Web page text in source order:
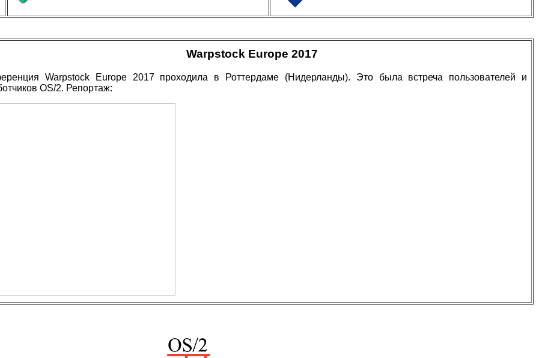
Warpstock Europe 2017
Warpstock Europe 2017 проходила в Роттердаме (Нидерланды). Это была встреча пользователей и
OS/2. Репортаж: